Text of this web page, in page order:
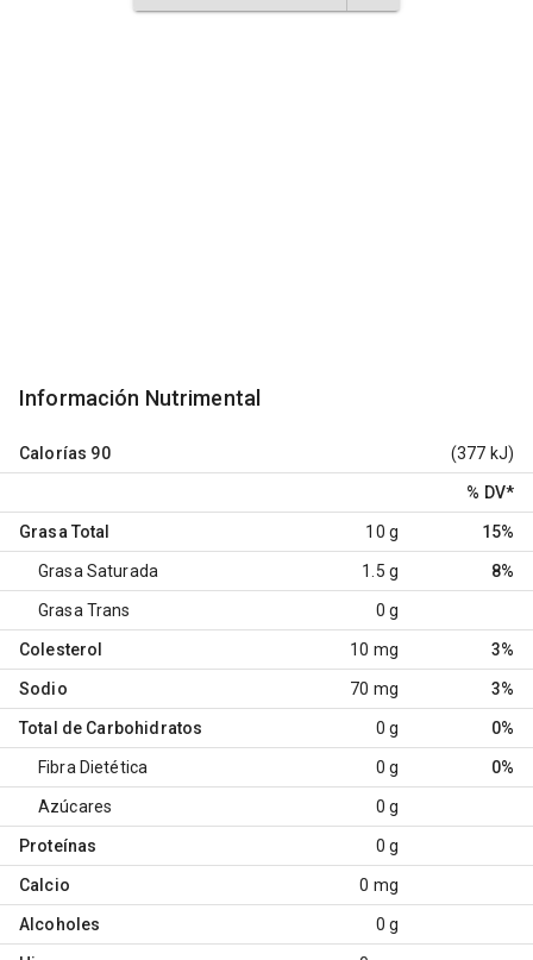
Información Nutrimental
Calorías 90 (377 kJ)
% DV*
Grasa Total 10 g 15%
Grasa Saturada 1.5 g 8%
Grasa Trans 0 g
Colesterol 10 mg 3%
Sodio 70 mg 3%
Total de Carbohidratos 0 g 0%
Fibra Dietética 0 g 0%
Azúcares 0 g
Proteínas 0 g
Calcio 0 mg
Alcoholes 0 g